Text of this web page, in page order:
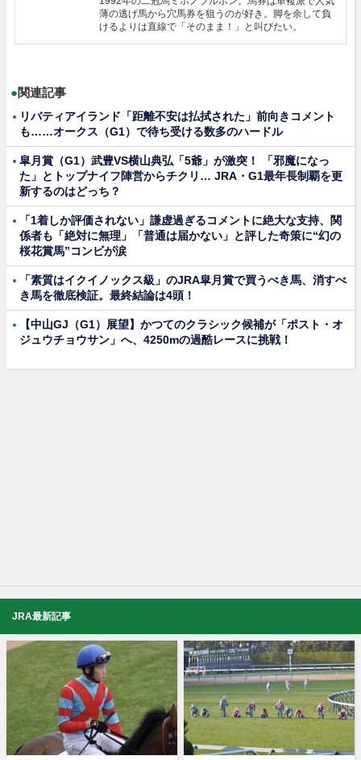
薄の逃げ馬から穴馬券を狙うのが好き。脚を余して負
けるよりは直線で「そのまま！」と叫びたい。
●関連記事
リバティアイランド「距離不安は払拭された」前向きコメント
も……オークス（G1）で待ち受ける数多のハードル
皐月賞（G1）武豊VS横山典弘「5爺」が激突！ 「邪魔になっ
た」とトップナイフ陣営からチクリ… JRA・G1最年長制覇を更
新するのはどっち？
「1着しか評価されない」謙虚過ぎるコメントに絶大な支持、関
係者も「絶対に無理」「普通は届かない」と評した奇策に“幻の
桜花賞馬”コンビが涙
「素質はイクイノックス級」のJRA皐月賞で買うべき馬、消すべ
き馬を徹底検証。最終結論は4頭！
【中山GJ（G1）展望】かつてのクラシック候補が「ポスト・オ
ジュウチョウサン」へ、4250mの過酷レースに挑戦！
JRA最新記事